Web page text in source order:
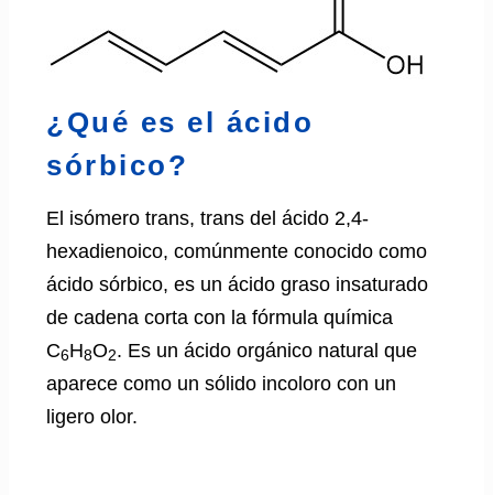
¿Qué es el ácido
sórbico?
El isómero trans, trans del ácido 2,4-
hexadienoico, comúnmente conocido como
ácido sórbico, es un ácido graso insaturado
de cadena corta con la fórmula química
C6H8O2. Es un ácido orgánico natural que
aparece como un sólido incoloro con un
ligero olor.